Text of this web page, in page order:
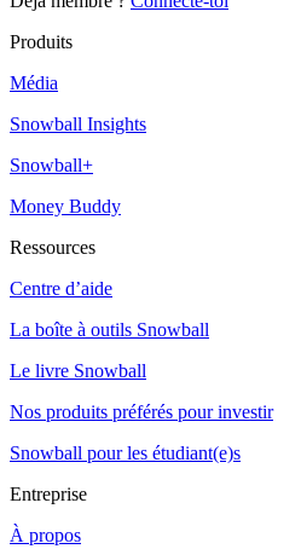
Produits
Média
Snowball Insights
Snowball+
Money Buddy
Ressources
Centre d’aide
La boîte à outils Snowball
Le livre Snowball
Nos produits préférés pour investir
Snowball pour les étudiant(e)s
Entreprise
À propos